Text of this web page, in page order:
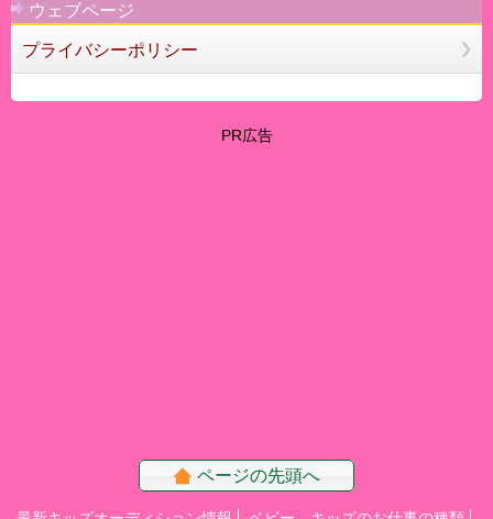
ウェブページ
プライバシーポリシー
PR広告
ページの先頭へ